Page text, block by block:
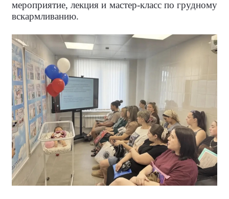
мероприятие, лекция и мастер-класс по грудному
вскармливанию.